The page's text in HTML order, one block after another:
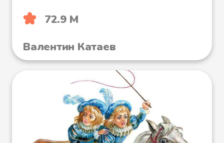
72.9 М
Валентин Катаев